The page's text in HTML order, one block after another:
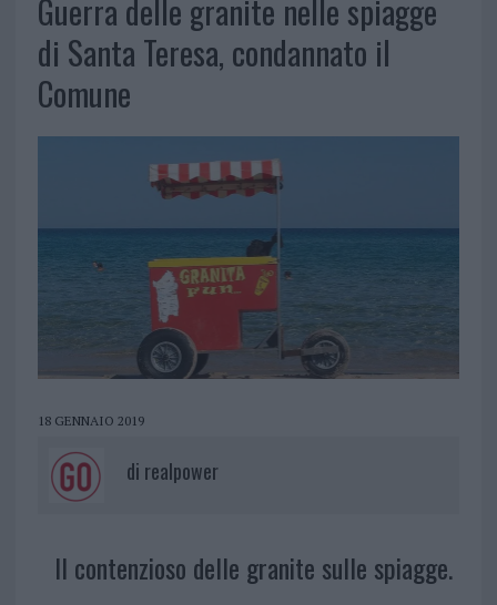
Guerra delle granite nelle spiagge
di Santa Teresa, condannato il
Comune
18 GENNAIO 2019
di realpower
Il contenzioso delle granite sulle spiagge.